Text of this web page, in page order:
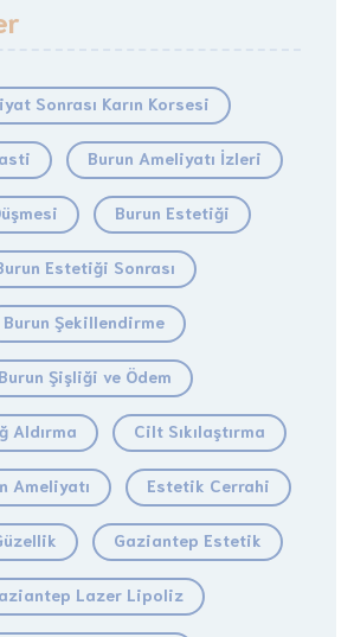
Sonrası Karın Korsesi
Burun Ameliyatı İzleri
Burun Estetiği
Estetiği Sonrası
Burun Şekillendirme
Burun Şişliği ve Ödem
Aldırma Cilt Sıkılaştırma
Ameliyatı Estetik Cerrahi
Gaziantep Estetik
Lazer Lipoliz